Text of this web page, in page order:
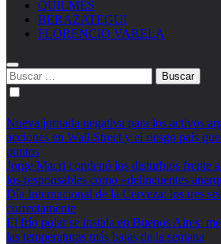
QUILMES
BERAZATEGUI
FLORENCIO VARELA
Buscar:
Nueva jornada negativa para los activos
acciones en Wall Street y el riesgo país
puntos
Jorge Macri condenó los disturbios frente
los responsables como «delincuentes
Día Internacional de la Cerveza: los tres
correctamente
El frío polar se instala en Buenos Aires:
las temperaturas más bajas de la semana